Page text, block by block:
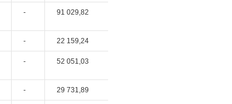
- 91 029,82
- 22 159,24
- 52 051,03
- 29 731,89